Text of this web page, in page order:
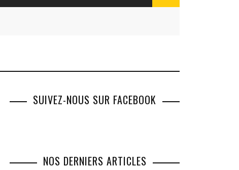
SUIVEZ-NOUS SUR FACEBOOK
NOS DERNIERS ARTICLES